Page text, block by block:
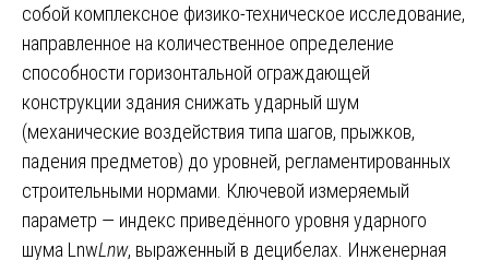
собой комплексное физико-техническое исследование,
направленное на количественное определение
способности горизонтальной ограждающей
конструкции здания снижать ударный шум
(механические воздействия типа шагов, прыжков,
падения предметов) до уровней, регламентированных
строительными нормами. Ключевой измеряемый
параметр — индекс приведённого уровня ударного
шума LnwLnw​, выраженный в децибелах. Инженерная